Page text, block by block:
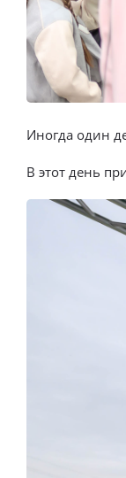
Иногда один
В этот день